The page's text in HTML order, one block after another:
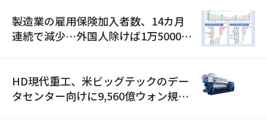
製造業の雇用保険加入者数、14カ月
連続で減少…外国人除けば1万5000人
HD現代重工、米ビッグテックのデー
タセンター向けに9,560億ウォン規模